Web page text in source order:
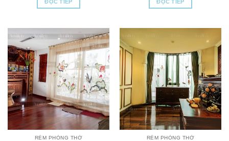
ĐỌC TIẾP ĐỌC TIẾP
RÈM PHÒNG THỜ RÈM PHÒNG THỜ